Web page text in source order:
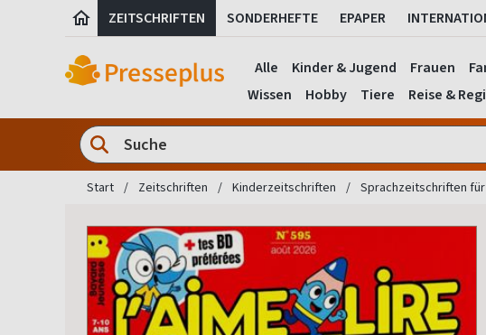
ZEITSCHRIFTEN SONDERHEFTE EPAPER
Alle Kinder & Jugend Frauen
Wissen
Hobby Tiere Reise &
Start Zeitschriften Kinderzeitschriften Sprachzeitschriften